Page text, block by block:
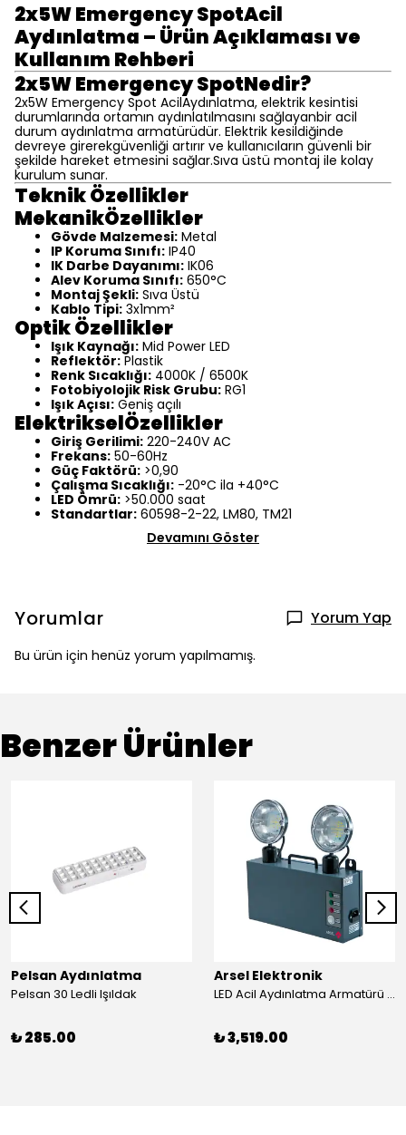
2x5W Emergency SpotAcil
Aydınlatma – Ürün Açıklaması ve
Kullanım Rehberi
2x5W Emergency SpotNedir?
2x5W Emergency Spot AcilAydınlatma, elektrik kesintisi
durumlarında ortamın aydınlatılmasını sağlayanbir acil
durum aydınlatma armatürüdür. Elektrik kesildiğinde
devreye girerekgüvenliği artırır ve kullanıcıların güvenli bir
şekilde hareket etmesini sağlar.Sıva üstü montaj ile kolay
kurulum sunar.
Teknik Özellikler
MekanikÖzellikler
Gövde Malzemesi: Metal
IP Koruma Sınıfı: IP40
IK Darbe Dayanımı: IK06
Alev Koruma Sınıfı: 650°C
Montaj Şekli: Sıva Üstü
Kablo Tipi: 3x1mm²
Optik Özellikler
Işık Kaynağı: Mid Power LED
Reflektör: Plastik
Renk Sıcaklığı: 4000K / 6500K
Fotobiyolojik Risk Grubu: RG1
Işık Açısı: Geniş açılı
ElektrikselÖzellikler
Giriş Gerilimi: 220-240V AC
Frekans: 50-60Hz
Güç Faktörü: >0,90
Çalışma Sıcaklığı: -20°C ila +40°C
LED Ömrü: >50.000 saat
Standartlar: 60598-2-22, LM80, TM21
Devamını Göster
Yorumlar Yorum Yap
Bu ürün için henüz yorum yapılmamış.
Benzer Ürünler
Pelsan Aydınlatma
Pelsan 30 Ledli Işıldak
₺ 285.00
Arsel Elektronik
LED Acil Aydınlatma Armatürü 180 Dakika Versalite 214-3
₺ 3,519.00